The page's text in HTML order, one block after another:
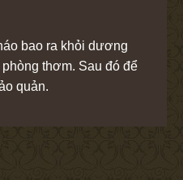
bao ra khỏi dương
thơm. Sau đó để
quản.